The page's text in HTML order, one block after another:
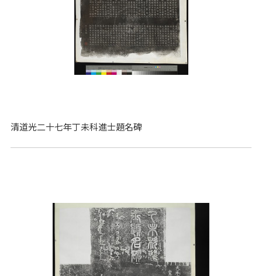
清道光二十七年丁未科進士題名碑